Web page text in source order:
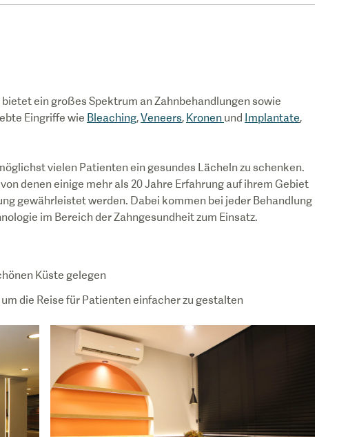
ein großes Spektrum an Zahnbehandlungen sowie
Eingriffe wie Bleaching,Veneers, Kronen und Implantate,
vielen Patienten ein gesundes Lächeln zu schenken.
denen einige mehr als 20 Jahre Erfahrung auf ihrem Gebiet
gewährleistet werden. Dabei kommen bei jeder Behandlung
im Bereich der Zahngesundheit zum Einsatz.
Küste gelegen
die Reise für Patienten einfacher zu gestalten